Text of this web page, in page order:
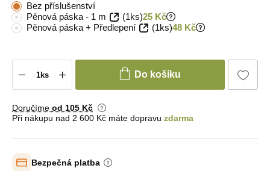
Bez příslušenství
Pěnová páska - 1 m
(1ks)25 Kč
Pěnová páska + Předlepení
(1ks)48 Kč
Do košíku
Doručíme od 105 Kč
Při nákupu nad 2 600 Kč máte dopravu zdarma
Bezpečná platba